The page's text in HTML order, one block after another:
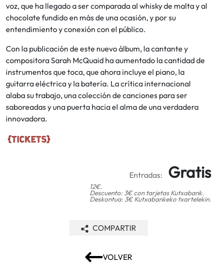
voz, que ha llegado a ser comparada al whisky de malta y al
chocolate fundido en más de una ocasión, y por su
entendimiento y conexión con el público.
Con la publicación de este nuevo álbum, la cantante y
compositora Sarah McQuaid ha aumentado la cantidad de
instrumentos que toca, que ahora incluye el piano, la
guitarra eléctrica y la batería. La crítica internacional
alaba su trabajo, una colección de canciones para ser
saboreadas y una puerta hacia el alma de una verdadera
innovadora.
Entradas: Gratis
12€.
Descuento: 3€ con tarjetas Kutxabank.
Deskontua: 3€ Kutxabankeko txartelekin.
VOLVER
COMPARTIR